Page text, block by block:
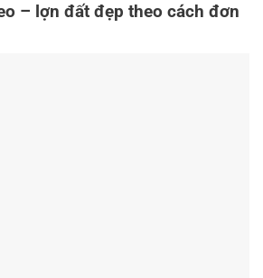
– lợn đất đẹp theo cách đơn